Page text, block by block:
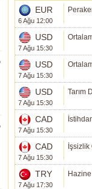
EUR
6 Ağu 12:00
USD
7 Ağu 15:30
USD
7 Ağu 15:30
USD
7 Ağu 15:30
Tarım
CAD
7 Ağu 15:30
CAD
7 Ağu 15:30
İşsizlik
TRY
7 Ağu 17:30